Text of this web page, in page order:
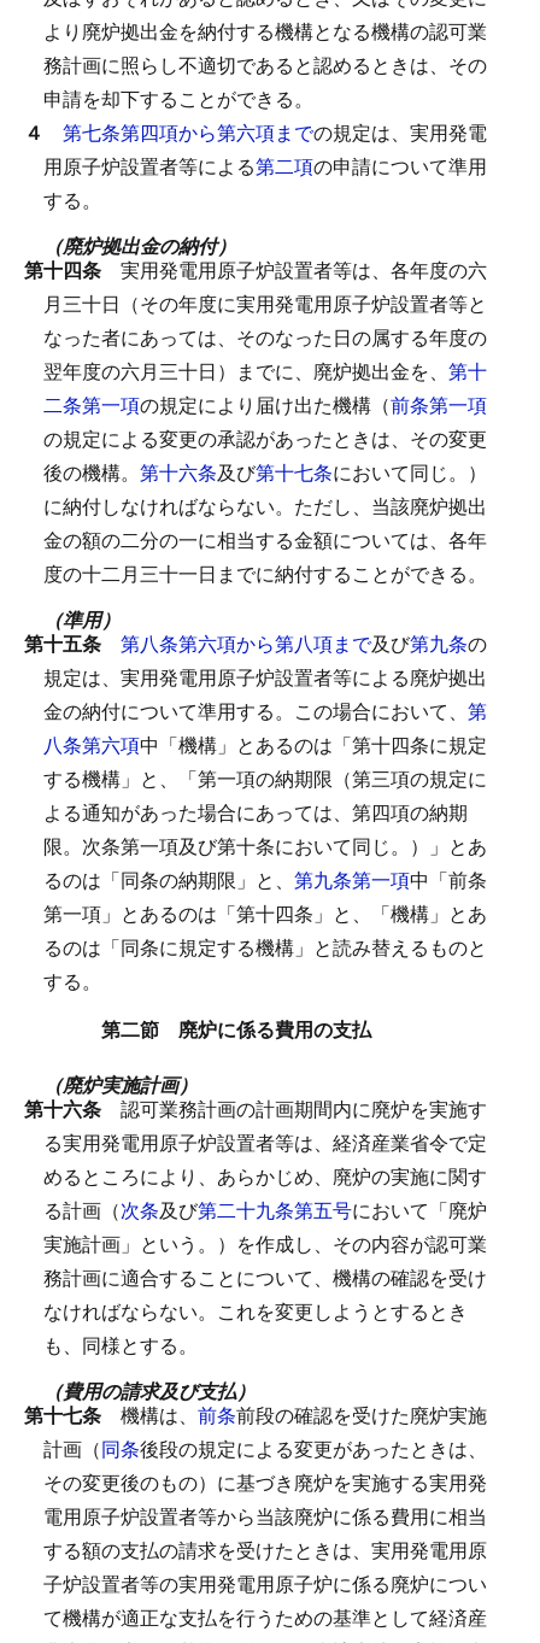
より廃炉拠出金を納付する機構となる機構の認可業
務計画に照らし不適切であると認めるときは、その
申請を却下することができる。
４ 第七条第四項から第六項までの規定は、実用発電
用原子炉設置者等による第二項の申請について準用
する。
（廃炉拠出金の納付）
第十四条 実用発電用原子炉設置者等は、各年度の六
月三十日（その年度に実用発電用原子炉設置者等と
なった者にあっては、そのなった日の属する年度の
翌年度の六月三十日）までに、廃炉拠出金を、 第十
二条第一項の規定により届け出た機構（前条第一項
の規定による変更の承認があったときは、その変更
後の機構。 第十六条及び第十七条において同じ。）
に納付しなければならない。 ただし、当該廃炉拠出
金の額の二分の一に相当する金額については、各年
度の十二月三十一日までに納付することができる。
（準用）
第十五条 第八条第六項から第八項まで及び第九条の
規定は、実用発電用原子炉設置者等による廃炉拠出
金の納付について準用する。 この場合において、 第
八条第六項中「機構」とあるのは「第十四条に規定
する機構」と、「第一項の納期限（第三項の規定に
よる通知があった場合にあっては、第四項の納期
限。次条第一項及び第十条において同じ。）」とあ
るのは「同条の納期限」と、 第九条第一項中「前条
第一項」とあるのは「第十四条」と、「機構」とあ
るのは「同条に規定する機構」と読み替えるものと
する。
第二節 廃炉に係る費用の支払
（廃炉実施計画）
第十六条 認可業務計画の計画期間内に廃炉を実施す
る実用発電用原子炉設置者等は、経済産業省令で定
めるところにより、あらかじめ、廃炉の実施に関す
る計画（次条及び第二十九条第五号において「廃炉
実施計画」という。）を作成し、その内容が認可業
務計画に適合することについて、機構の確認を受け
なければならない。 これを変更しようとするとき
も、同様とする。
（費用の請求及び支払）
第十七条 機構は、 前条前段の確認を受けた廃炉実施
計画（同条後段の規定による変更があったときは、
その変更後のもの）に基づき廃炉を実施する実用発
電用原子炉設置者等から当該廃炉に係る費用に相当
する額の支払の請求を受けたときは、実用発電用原
子炉設置者等の実用発電用原子炉に係る廃炉につい
て機構が適正な支払を行うための基準として経済産